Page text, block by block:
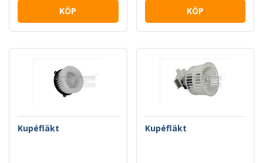
KÖP KÖP
Kupéfläkt Kupéfläkt